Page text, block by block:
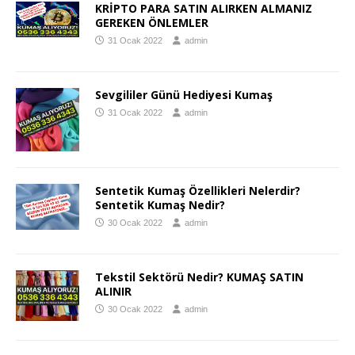
KRİPTO PARA SATIN ALIRKEN ALMANIZ
GEREKEN ÖNLEMLER
31 Ocak 2022 admin
Sevgililer Günü Hediyesi Kumaş
31 Ocak 2022 admin
Sentetik Kumaş Özellikleri Nelerdir?
Sentetik Kumaş Nedir?
30 Ocak 2022 admin
Tekstil Sektörü Nedir? KUMAŞ SATIN
ALINIR
30 Ocak 2022 admin